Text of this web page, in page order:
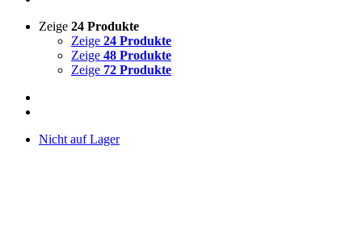
Zeige 24 Produkte
Zeige 24 Produkte
Zeige 48 Produkte
Zeige 72 Produkte
Nicht auf Lager